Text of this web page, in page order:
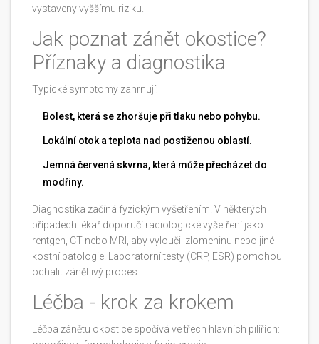
vystaveny vyššímu riziku.
Jak poznat zánět okostice?
Příznaky a diagnostika
Typické symptomy zahrnují:
Bolest, která se zhoršuje při tlaku nebo pohybu.
Lokální otok a teplota nad postiženou oblastí.
Jemná červená skvrna, která může přecházet do
modřiny.
Diagnostika začíná fyzickým vyšetřením. V některých
případech lékař doporučí radiologické vyšetření jako
rentgen, CT nebo MRI , aby vyloučil zlomeninu nebo jiné
kostní patologie. Laboratorní testy (CRP, ESR) pomohou
odhalit zánětlivý proces.
Léčba - krok za krokem
Léčba zánětu okostice spočívá ve třech hlavních pilířích: